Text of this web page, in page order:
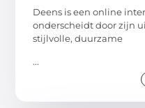
Deens is een online
onderscheidt door zijn
stijlvolle, duurzame
...